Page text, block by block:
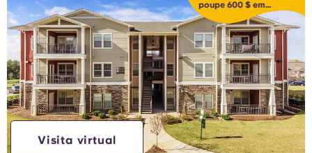
poupe 600 $ em
taxas!
Visita virtual